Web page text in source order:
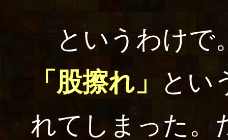
というわけで
「股擦れ」
とい
れてしまった。